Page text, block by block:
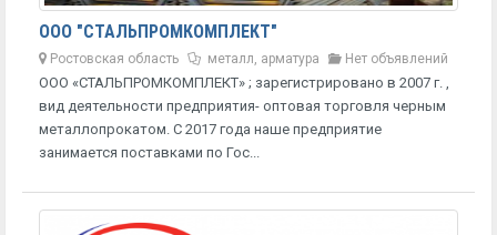
ООО "СТАЛЬПРОМКОМПЛЕКТ"
Ростовская область металл, арматура Нет объявлений
OОО «СТАЛЬПРОМКОМПЛЕКТ» ; зарегистрировано в 2007 г. ,
вид деятельности предприятия- оптовая торговля черным
металлопрокатом. С 2017 года наше предприятие
занимается поставками по Гос...